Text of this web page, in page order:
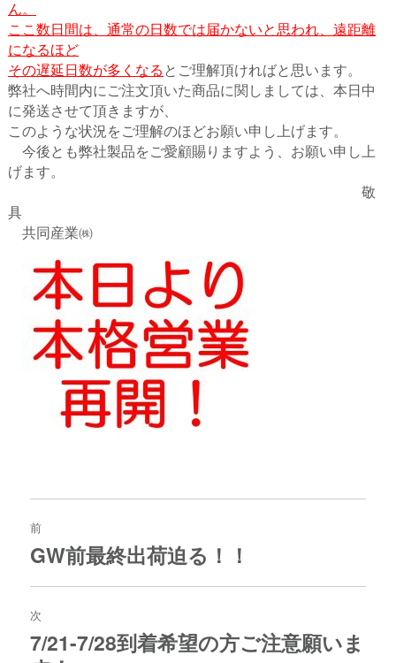
ん。
ここ数日間は、通常の日数では届かないと思われ、遠距離
になるほど
その遅延日数が多くなる とご理解頂ければと思います。
弊社へ時間内にご注文頂いた商品に関しましては、本日中
に発送させて頂きますが、
このような状況をご理解のほどお願い申し上げます。
今後とも弊社製品をご愛顧賜りますよう、お願い申し上
げます。
敬
具
共同産業㈱
投
稿
ナ
ビ
ゲ
シ
ョ
ン
前
過
の
投
稿:
GW前最終出荷迫る！！
次
次
の
7/21-7/28到着希望の方ご注意願いま